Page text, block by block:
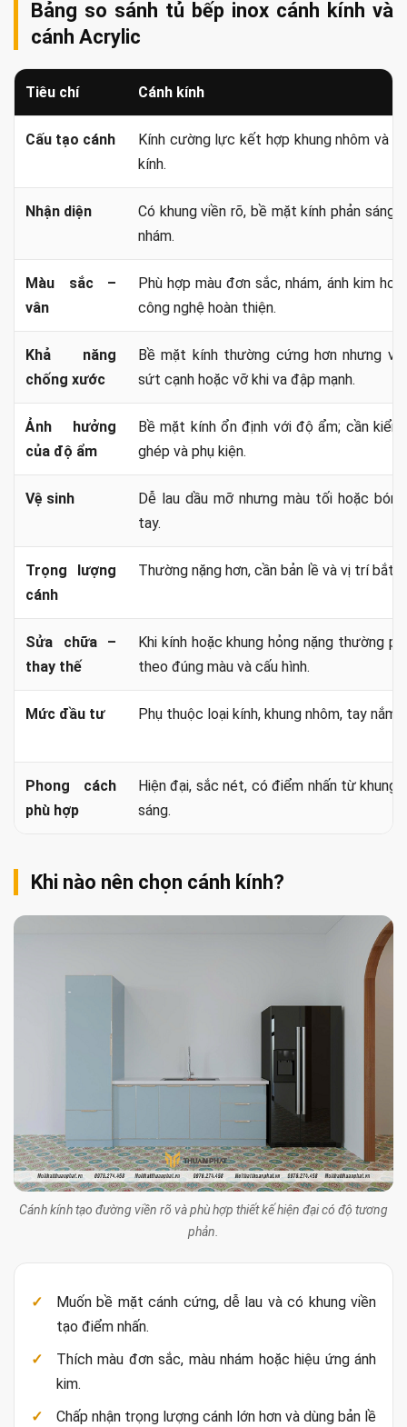
Bảng so sánh tủ bếp inox cánh kính và
cánh Acrylic
Tiêu chí Cánh kính
Cấu tạo cánh
Kính cường lực kết hợp khung nhôm và
kính.
Nhận diện
Có khung viền rõ, bề mặt kính phản sáng
nhám.
Màu sắc –
vân
Phù hợp màu đơn sắc, nhám, ánh kim
công nghệ hoàn thiện.
Khả năng
chống xước
Bề mặt kính thường cứng hơn nhưng
sứt cạnh hoặc vỡ khi va đập mạnh.
Ảnh hưởng
của độ ẩm
Bề mặt kính ổn định với độ ẩm; cần
ghép và phụ kiện.
Vệ sinh
Dễ lau dầu mỡ nhưng màu tối hoặc
tay.
Trọng lượng
cánh
Thường nặng hơn, cần bản lề và vị trí bắt
Sửa chữa –
thay thế
Khi kính hoặc khung hỏng nặng thường
theo đúng màu và cấu hình.
Mức đầu tư Phụ thuộc loại kính, khung nhôm, tay nắm
Phong cách
phù hợp
Hiện đại, sắc nét, có điểm nhấn từ khung
sáng.
Khi nào nên chọn cánh kính?
Cánh kính tạo đường viền rõ và phù hợp thiết kế hiện đại có độ tương
phản.
Muốn bề mặt cánh cứng, dễ lau và có khung viền
tạo điểm nhấn.
Thích màu đơn sắc, màu nhám hoặc hiệu ứng ánh
kim.
Chấp nhận trọng lượng cánh lớn hơn và dùng bản lề